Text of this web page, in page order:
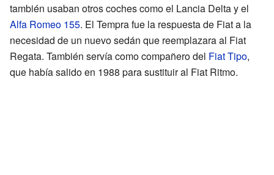
también usaban otros coches como el Lancia Delta y el
Alfa Romeo 155. El Tempra fue la respuesta de Fiat a la
necesidad de un nuevo sedán que reemplazara al Fiat
Regata. También servía como compañero del Fiat Tipo,
que había salido en 1988 para sustituir al Fiat Ritmo.